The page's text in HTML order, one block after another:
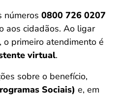
números 0800 726 0207
aos cidadãos. Ao ligar
primeiro atendimento é
virtual.
sobre o benefício,
Sociais) e, em